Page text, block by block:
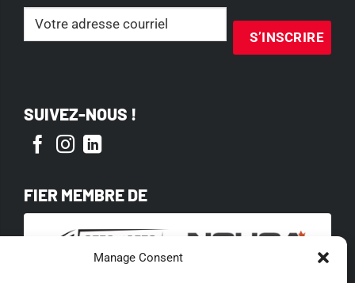
Manage Consent
Email (Nécessaire)
SUIVEZ-NOUS !
FIER MEMBRE DE